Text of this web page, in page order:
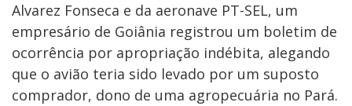
Alvarez Fonseca e da aeronave PT-SEL, um
empresário de Goiânia registrou um boletim de
ocorrência por apropriação indébita, alegando
que o avião teria sido levado por um suposto
comprador, dono de uma agropecuária no Pará.